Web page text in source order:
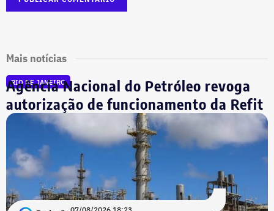
Mais notícias
RIO DE JANEIRO
Agência Nacional do Petróleo revoga
autorização de funcionamento da Refit